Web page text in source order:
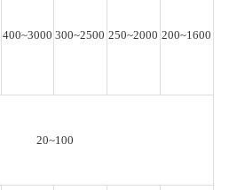
400~3000 300~2500 250~2000 200~1600
20~100